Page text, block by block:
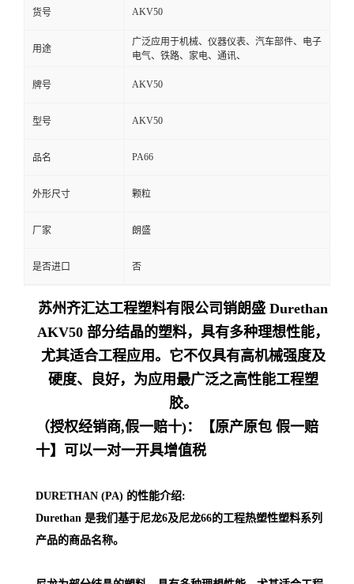
言
货号 AKV50
用途
广泛应用于机械、仪器仪表、汽车部件、电子
电气、铁路、家电、通讯、
牌号 AKV50
型号 AKV50
品名 PA66
外形尺寸 颗粒
厂家 朗盛
是否进口 否
苏州齐汇达工程塑料有限公司销朗盛 Durethan
AKV50 部分结晶的塑料，具有多种理想性能，
尤其适合工程应用。它不仅具有高机械强度及
硬度、良好，为应用最广泛之高性能工程塑
胶。
（授权经销商,假一赔十)：【原产原包 假一赔
十】可以一对一开具增值税
DURETHAN (PA) 的性能介绍:
Durethan 是我们基于尼龙6及尼龙66的工程热塑性塑料系列
产品的商品名称。